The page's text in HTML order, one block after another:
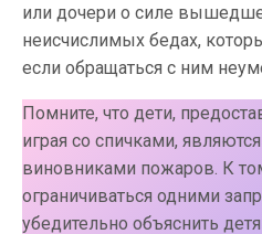
или дочери о силе
неисчислимых бедах,
если обращаться с ним
Помните, что дети,
играя со спичками,
виновниками пожаров. К
ограничиваться одними
убедительно объяснить